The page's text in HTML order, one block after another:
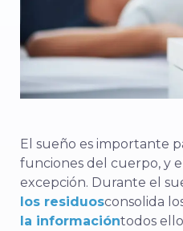
El sueño es importante
funciones del cuerpo, y
excepción. Durante el
los residuosconsolida
la informacióntodos